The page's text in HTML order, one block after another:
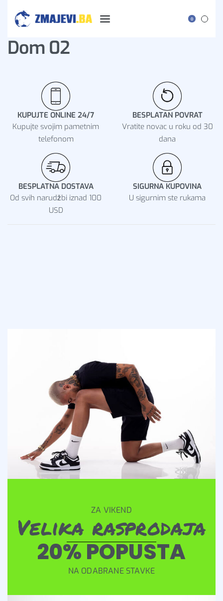
0
Dom 02
KUPUJTE ONLINE 24/7
Kupujte svojim pametnim
telefonom
BESPLATAN POVRAT
Vratite novac u roku od 30
dana
BESPLATNA DOSTAVA
Od svih narudžbi iznad 100
USD
SIGURNA KUPOVINA
U sigurnim ste rukama
ZA VIKEND
Velika rasprodaja
20% POPUSTA
NA ODABRANE STAVKE